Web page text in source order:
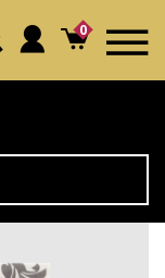
0